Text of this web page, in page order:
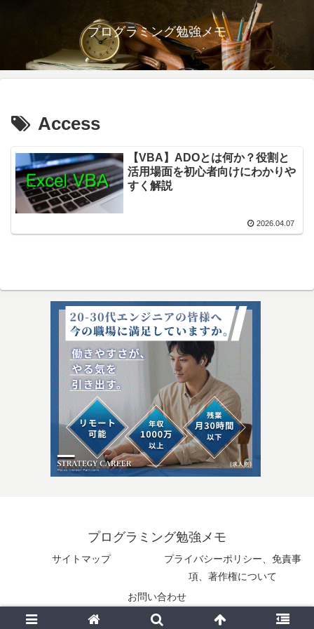
プログラミング勉強メモ
Access
【VBA】ADOとは何か？役割と
活用場面を初心者向けにわかりや
すく解説
2026.04.07
プログラミング勉強メモ
サイトマップ
プライバシーポリシー、免責事
項、著作権について
お問い合わせ
© 2025 プログラミング勉強メモ.